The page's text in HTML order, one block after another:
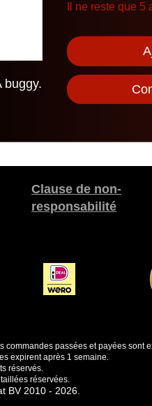
buggy.
Il ne reste que
Clause de non-
responsabilité
commandes passées et payées sont
expirent après 1 semaine.
réservés.
réservées.
BV 2010 - 2026.